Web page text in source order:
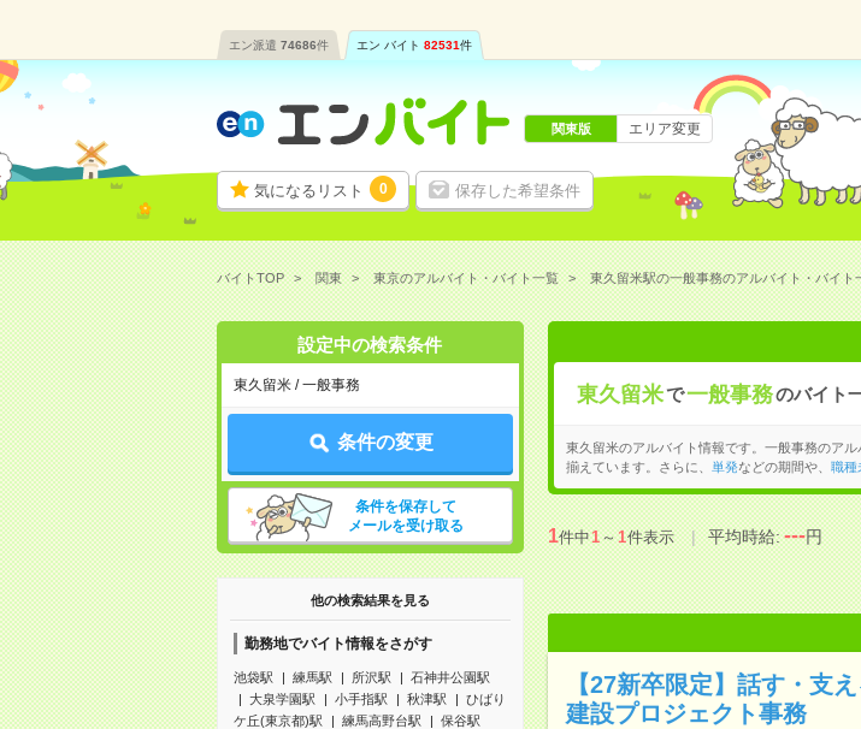
エン派遣 74686件 エン バイト 82531件
気になるリスト 0 保存した希望条件
関東版 エリア変更
バイトTOP 関東 東京のアルバイト・バイト一覧 東久留米駅の一般事務のアルバイト・バイト
設定中の検索条件
東久留米 / 一般事務
条件の変更
条件を保存して
メールを受け取る
他の検索結果を見る
勤務地でバイト情報をさがす
池袋駅 練馬駅 所沢駅
石神井公園駅
大泉学園駅
小手指駅 秋津駅
ひばり
ケ丘(東京都)駅
練馬高野台駅 保谷駅
東久留米で一般事務のバイト
東久留米のアルバイト情報です。一般事務のアル
揃えています。さらに、
単発などの期間や、 職種
1件中1～1件表示 平均時給:---円
【27新卒限定】話す・支
建設プロジェクト事務